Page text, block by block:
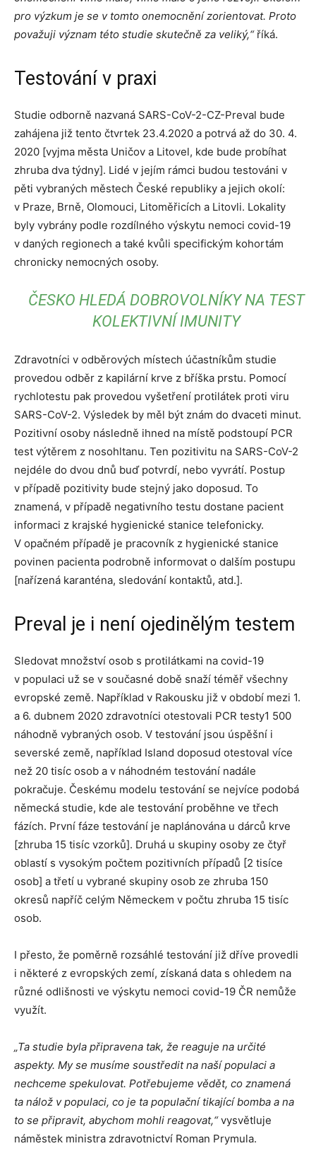
pro výzkum je se v tomto onemocnění zorientovat. Proto
považuji význam této studie skutečně za veliký,“říká.
Testování v praxi
Studie odborně nazvaná SARS-CoV-2-CZ-Preval bude
zahájena již tento čtvrtek 23.4.2020 a potrvá až do 30. 4.
2020 [vyjma města Uničov a Litovel, kde bude probíhat
zhruba dva týdny]. Lidé v jejím rámci budou testováni v
pěti vybraných městech České republiky a jejich okolí:
v Praze, Brně, Olomouci, Litoměřicích a Litovli. Lokality
byly vybrány podle rozdílného výskytu nemoci covid-19
v daných regionech a také kvůli specifickým kohortám
chronicky nemocných osoby.
ČESKO HLEDÁ DOBROVOLNÍKY NA TEST
KOLEKTIVNÍ IMUNITY
Zdravotníci v odběrových místech účastníkům studie
provedou odběr z kapilární krve z bříška prstu. Pomocí
rychlotestu pak provedou vyšetření protilátek proti viru
SARS-CoV-2. Výsledek by měl být znám do dvaceti minut.
Pozitivní osoby následně ihned na místě podstoupí PCR
test výtěrem z nosohltanu. Ten pozitivitu na SARS-CoV-2
nejdéle do dvou dnů buď potvrdí, nebo vyvrátí. Postup
v případě pozitivity bude stejný jako doposud. To
znamená, v případě negativního testu dostane pacient
informaci z krajské hygienické stanice telefonicky.
V opačném případě je pracovník z hygienické stanice
povinen pacienta podrobně informovat o dalším postupu
[nařízená karanténa, sledování kontaktů, atd.].
Preval je i není ojedinělým testem
Sledovat množství osob s protilátkami na covid-19
v populaci už se v současné době snaží téměř všechny
evropské země. Například v Rakousku již v období mezi 1.
a 6. dubnem 2020 zdravotníci otestovali PCR testy1 500
náhodně vybraných osob. V testování jsou úspěšní i
severské země, například Island doposud otestoval více
než 20 tisíc osob a v náhodném testování nadále
pokračuje. Českému modelu testování se nejvíce podobá
německá studie, kde ale testování proběhne ve třech
fázích. První fáze testování je naplánována u dárců krve
[zhruba 15 tisíc vzorků]. Druhá u skupiny osoby ze čtyř
oblastí s vysokým počtem pozitivních případů [2 tisíce
osob] a třetí u vybrané skupiny osob ze zhruba 150
okresů napříč celým Německem v počtu zhruba 15 tisíc
osob.
I přesto, že poměrně rozsáhlé testování již dříve provedli
i některé z evropských zemí, získaná data s ohledem na
různé odlišnosti ve výskytu nemoci covid-19 ČR nemůže
využít.
„Ta studie byla připravena tak, že reaguje na určité
aspekty. My se musíme soustředit na naší populaci a
nechceme spekulovat. Potřebujeme vědět, co znamená
ta nálož v populaci, co je ta populační tikající bomba a na
to se připravit, abychom mohli reagovat,“vysvětluje
náměstek ministra zdravotnictví Roman Prymula.